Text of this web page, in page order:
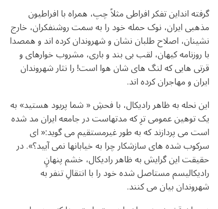
گرفته انداین تفکر افراطی مثلاً چپ، همراه با افراطیون
مذهبی ایران، نوک حمله خود را به سمت روشنفکران، خارج
نشینان، اصلاح طلبان نشان و شهروندان کرده اند و همصدا
با روزنامه کیهان، لقب بی بند و باری، مشروب خوارهای و
قرتی هایی که لنگ های شان هوا است! را نثار شهروندان
ایران و مهاجران کرده اند.
این نحله به ظاهر رادیکال، با فحشِ « شما پریود هستید» به
یک توهین عمومی ترِ که مدتهاست در جامعه ایران مد شده
است می پردازند که به طور غیرمستقیم می گوید:« ای
سرکوب شده های سازشکار چرا به خیابانها نمی آیید؟». در
حقیقت این گرایش به ظاهر رادیکال، خشم پنهانِِ
رادیکالیسم مستاصل شده خود را با انتقالِ تنفر به
شهروندان بیان می کنند.